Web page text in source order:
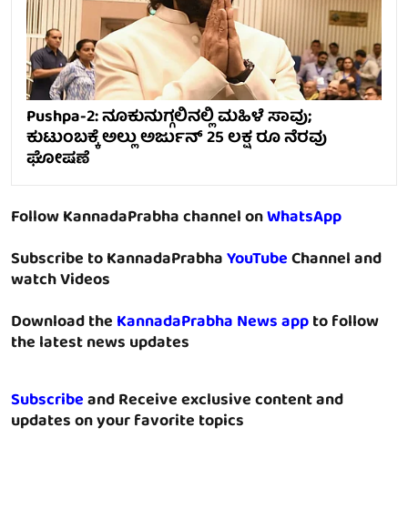
Pushpa-2: ನೂಕುನುಗ್ಗಲಿನಲ್ಲಿ ಮಹಿಳೆ ಸಾವು;
ಕುಟುಂಬಕ್ಕೆ ಅಲ್ಲು ಅರ್ಜುನ್ 25 ಲಕ್ಷ ರೂ ನೆರವು
ಘೋಷಣೆ
Follow KannadaPrabha channel onWhatsApp
Subscribe to KannadaPrabhaYouTubeChannel and
watch Videos
Download theKannadaPrabha News appto follow
the latest news updates
Subscribeand Receive exclusive content and
updates on your favorite topics